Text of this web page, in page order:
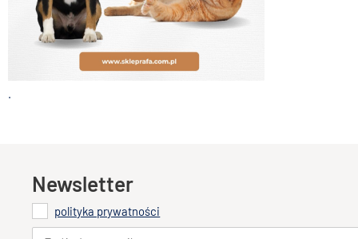
.
Newsletter
polityka prywatności